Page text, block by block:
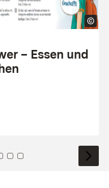
– Essen und
01 2
Zu Kachel: 3
Zu Kachel: 4
Zu Kachel: 5